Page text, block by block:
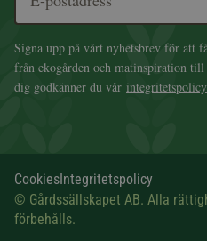
Signa upp på vårt nyhetsbrev för att
från ekogården och matinspiration
dig godkänner du vår integritetspolicy
CookiesIntegritetspolicy
© Gårdssällskapet AB. Alla
förbehålls.